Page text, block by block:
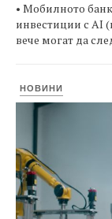
• Мобилното
инвестиции с AI
вече могат да
НОВИНИ